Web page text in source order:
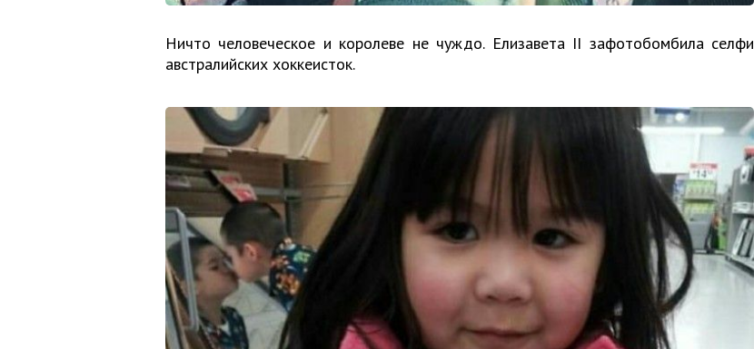
Ничто человеческое и королеве не чуждо. Елизавета II зафотобомбила селфи
австралийских хоккеисток.